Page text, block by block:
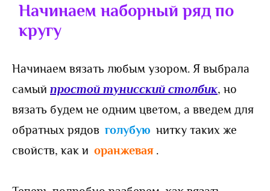
Начинаем наборный ряд по
кругу
Начинаем вязать любым узором. Я выбрала
самый простой тунисский столбик, но
вязать будем не одним цветом, а введем для
обратных рядов голубую нитку таких же
свойств, как и оранжевая .